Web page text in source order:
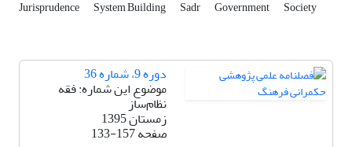
Jurisprudence System Building Sadr Government Society
دوره 9، شماره 36
موضوع این شماره: فقه
نظام‌ساز
زمستان 1395
صفحه133-157